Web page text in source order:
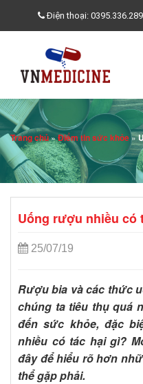
Điện thoại: 0395.336.289
Trang chủ»Điểm tin sức khỏe»
Uống rượu nhiều có
25/07/19
Rượu bia và các thức
chúng ta tiêu thụ quá
đến sức khỏe, đặc
nhiều có tác hại gì?
đây để hiểu rõ hơn
thể gặp phải.